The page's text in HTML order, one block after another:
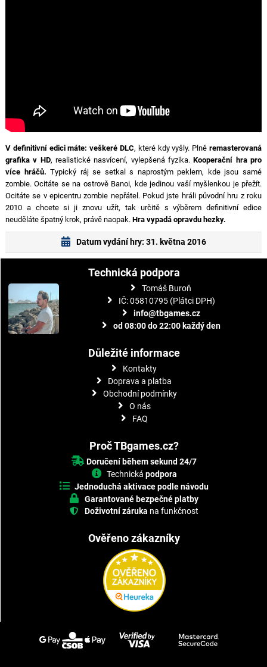
V definitivní edici máte: veškeré DLC, které kdy vyšly. Plněremasterovaná
grafika v HD, realistické nasvícení, vylepšená fyzika.Kooperační hra pro
více hráčů.Typický ráj se setkal s naprostým peklem, kde jsou samé
zombie. Ocitáte se na ostrově Banoi, kde jedinou vaší myšlenkou je přežít.
Ocitáte se v epicentru zombie nepřátel. Pokud jste hráli původní hru z roku
2010 a chcete si ji znovu užít, tak určitě s výběrem definitivní edice
neuděláte špatný krok, právě naopak. Hra vypadá opravdu hezky.
Datum vydání hry: 31. května 2016
Technická podpora
Tomáš Buroň
IČ: 05810795 (Plátci DPH)
info@tbgames.cz
od 08:00 do 22:00 každý den
Důležité informace
Kontakty
Doprava a platba
Obchodní podmínky
O nás
FAQ
Proč TBgames.cz?
Doručení během sekund 24/7
Technická podpora
Jednoduchá aktivace podle návodu
Garantované bezpečné platby
Doživotní záruka na funkčnost
Ověřeno zákazníky